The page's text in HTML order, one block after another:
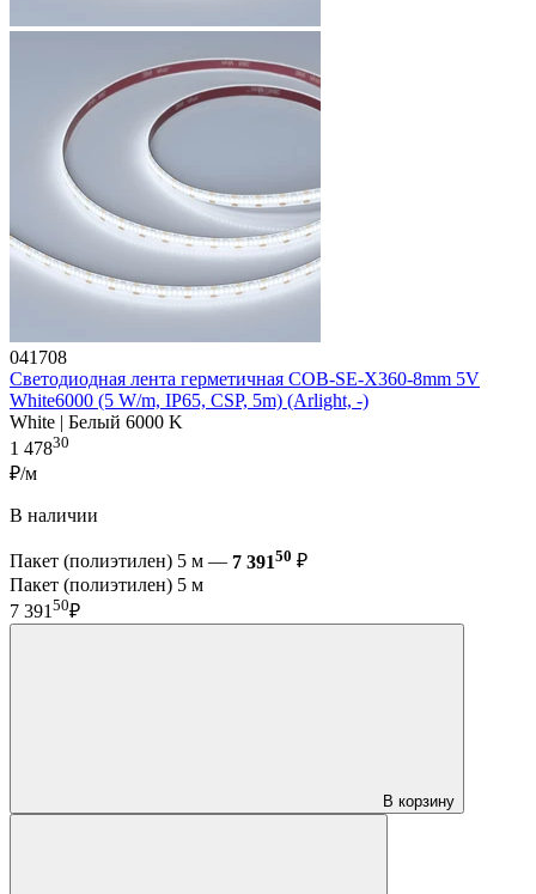
041708
Светодиодная лента герметичная COB-SE-X360-8mm 5V
White6000 (5 W/m, IP65, CSP, 5m) (Arlight, -)
White | Белый 6000 K
1 47830
₽/м
В наличии
Пакет (полиэтилен) 5 м — 7 39150 ₽
Пакет (полиэтилен) 5 м
7 391 50₽
В корзину